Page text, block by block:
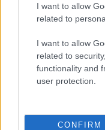
I want to allow
related to
I want to allow
related to
functionality and
user protection.
CONFIRM
Salmo
va avanti:
mondo